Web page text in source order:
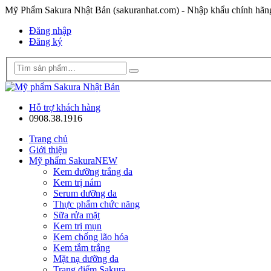
Mỹ Phẩm Sakura Nhật Bản (sakuranhat.com) - Nhập khẩu chính
Đăng nhập
Đăng ký
Hỗ trợ khách hàng
0908.38.1916
Trang chủ
Giới thiệu
Mỹ phẩm SakuraNEW
Kem dưỡng trắng da
Kem trị nám
Serum dưỡng da
Thực phẩm chức năng
Sữa rửa mặt
Kem trị mụn
Kem chống lão hóa
Kem tắm trắng
Mặt nạ dưỡng da